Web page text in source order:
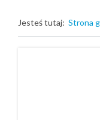
Jesteś tutaj: Strona